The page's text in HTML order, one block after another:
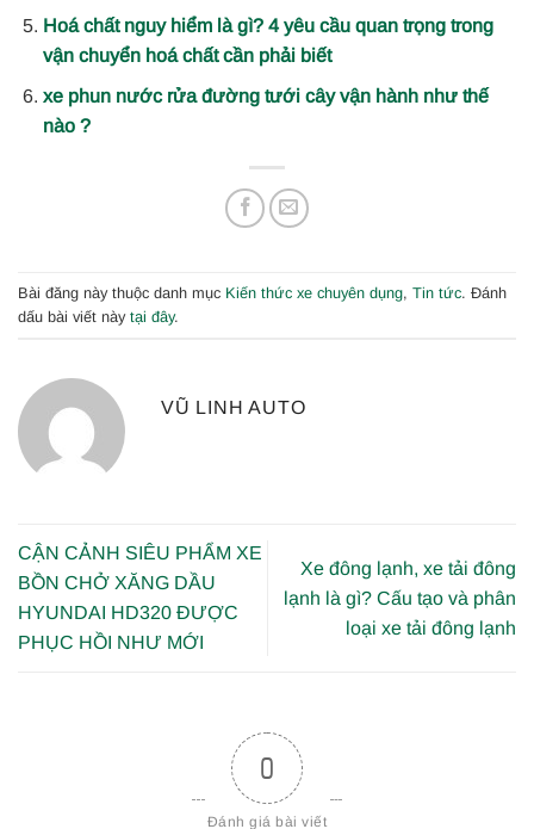
Hoá chất nguy hiểm là gì? 4 yêu cầu quan trọng trong
vận chuyển hoá chất cần phải biết
xe phun nước rửa đường tưới cây vận hành như thế
nào ?
Bài đăng này thuộc danh mục Kiến thức xe chuyên dụng, Tin tức. Đánh
dấu bài viết này tại đây.
VŨ LINH AUTO
CẬN CẢNH SIÊU PHẨM XE
BỒN CHỞ XĂNG DẦU
HYUNDAI HD320 ĐƯỢC
PHỤC HỒI NHƯ MỚI
Xe đông lạnh, xe tải đông
lạnh là gì? Cấu tạo và phân
loại xe tải đông lạnh
0
Đánh giá bài viết